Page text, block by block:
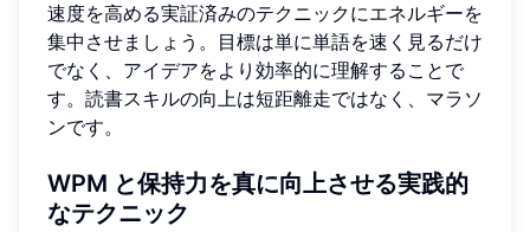
速度を高める実証済みのテクニックにエネルギーを
集中させましょう。目標は単に単語を速く見るだけ
でなく、アイデアをより効率的に理解することで
す。読書スキルの向上は短距離走ではなく、マラソ
ンです。
WPM と保持力を真に向上させる実践的
なテクニック